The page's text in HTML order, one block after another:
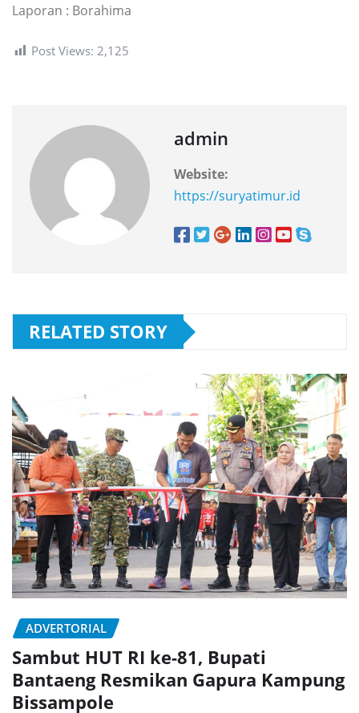
Laporan : Borahima
Post Views: 2,125
admin
Website:
https://suryatimur.id
RELATED STORY
ADVERTORIAL
Sambut HUT RI ke-81, Bupati
Bantaeng Resmikan Gapura Kampung
Bissampole